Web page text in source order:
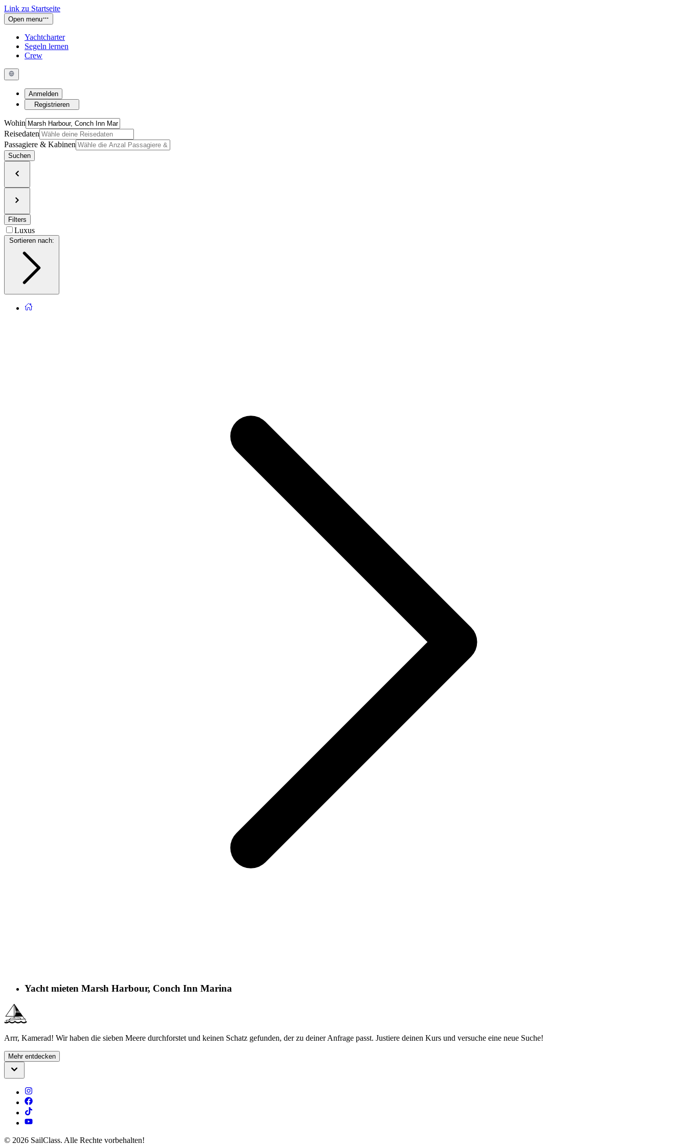
Link zu Startseite
Open menu
Yachtcharter
Segeln lernen
Crew
Anmelden
Registrieren
Wohin
Reisedaten
Passagiere & Kabinen
Suchen
Filters
Luxus
Sortieren nach
Yacht mieten Marsh Harbour, Conch Inn Marina
Arrr, Kamerad! Wir haben die sieben Meere durchforstet und keinen Schatz gefunden, der zu deiner Anfrage passt. Justiere deinen Kurs und versuche eine neue Suche!
Mehr entdecken
© 2026 SailClass. Alle Rechte vorbehalten!